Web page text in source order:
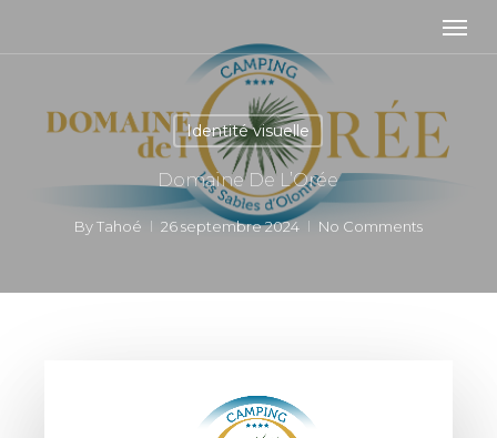
Identité visuelle
Domaine De L’Orée
ByTahoé 26 septembre 2024 No Comments